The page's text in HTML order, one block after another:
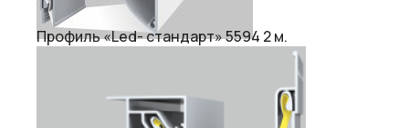
Профиль «Led- стандарт» 5594 2 м.